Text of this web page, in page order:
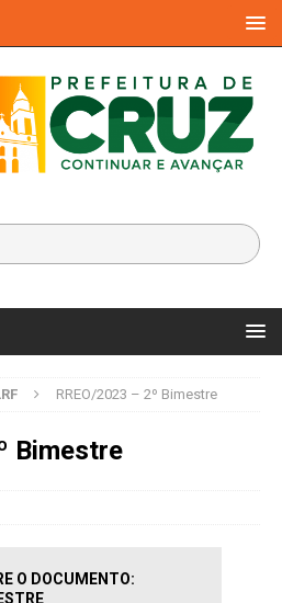
RREO/2023 – 2º Bimestre
Bimestre
O DOCUMENTO: